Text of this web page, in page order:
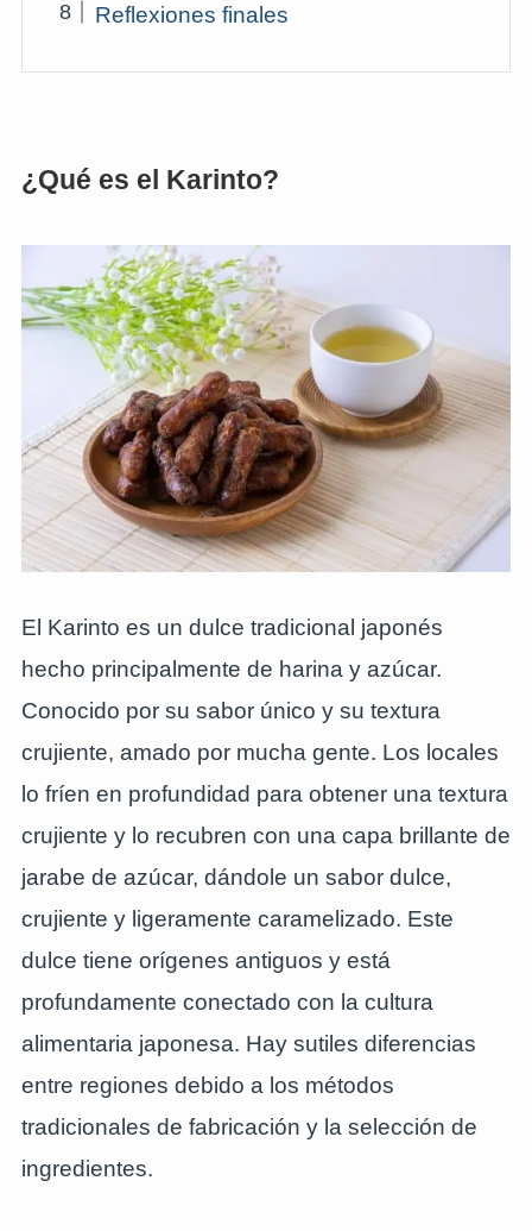
Reflexiones finales
¿Qué es el Karinto?
El Karinto es un dulce tradicional japonés
hecho principalmente de harina y azúcar.
Conocido por su sabor único y su textura
crujiente, amado por mucha gente. Los locales
lo fríen en profundidad para obtener una textura
crujiente y lo recubren con una capa brillante de
jarabe de azúcar, dándole un sabor dulce,
crujiente y ligeramente caramelizado. Este
dulce tiene orígenes antiguos y está
profundamente conectado con la cultura
alimentaria japonesa. Hay sutiles diferencias
entre regiones debido a los métodos
tradicionales de fabricación y la selección de
ingredientes.